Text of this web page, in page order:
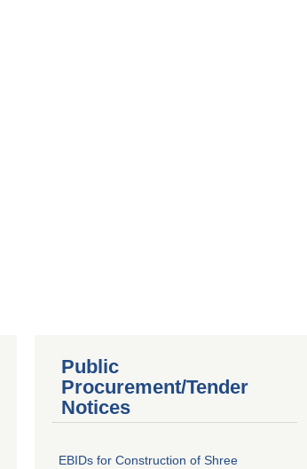
Public
Procurement/Tender
Notices
EBIDs for Construction of Shree